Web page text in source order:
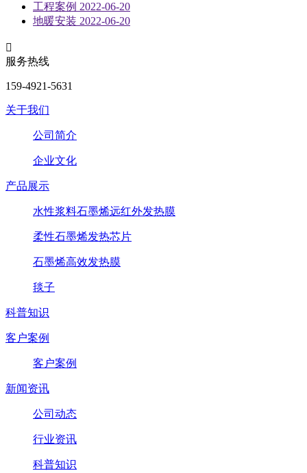
工程案例 2022-06-20
地暖安装 2022-06-20

服务热线
159-4921-5631
关于我们
公司简介
企业文化
产品展示
水性浆料石墨烯远红外发热膜
柔性石墨烯发热芯片
石墨烯高效发热膜
毯子
科普知识
客户案例
客户案例
新闻资讯
公司动态
行业资讯
科普知识